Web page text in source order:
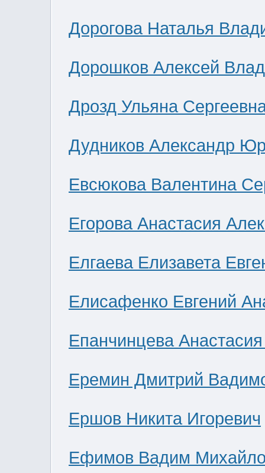
Дорогова Наталья
Дорошков Алексей
Дрозд Ульяна
Дудников Александр
Евсюкова Валентина
Егорова Анастасия
Елгаева Елизавета
Елисафенко Евгений
Епанчинцева
Еремин Дмитрий
Ершов Никита Игоревич
Ефимов Вадим